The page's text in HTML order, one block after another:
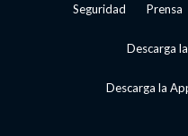
Seguridad Prensa
Descarga
Descarga la